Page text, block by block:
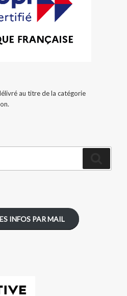
au titre de la catégorie
INFOS PAR MAIL